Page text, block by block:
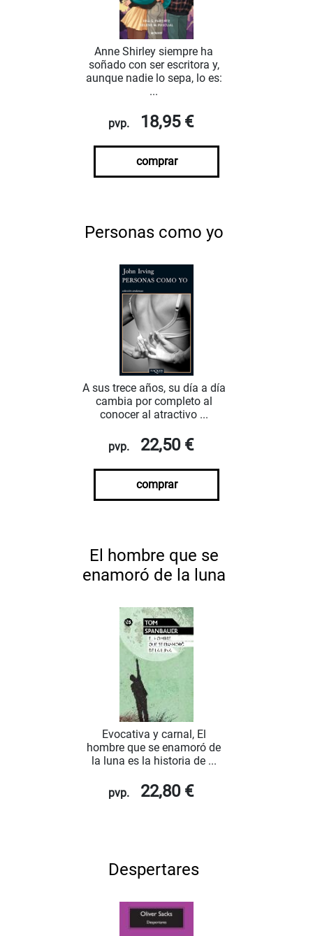
Anne Shirley siempre ha
soñado con ser escritora y,
aunque nadie lo sepa, lo es:
...
pvp. 18,95 €
comprar
Personas como yo
A sus trece años, su día a día
cambia por completo al
conocer al atractivo ...
pvp. 22,50 €
comprar
El hombre que se
enamoró de la luna
Evocativa y carnal, El
hombre que se enamoró de
la luna es la historia de ...
pvp. 22,80 €
Despertares